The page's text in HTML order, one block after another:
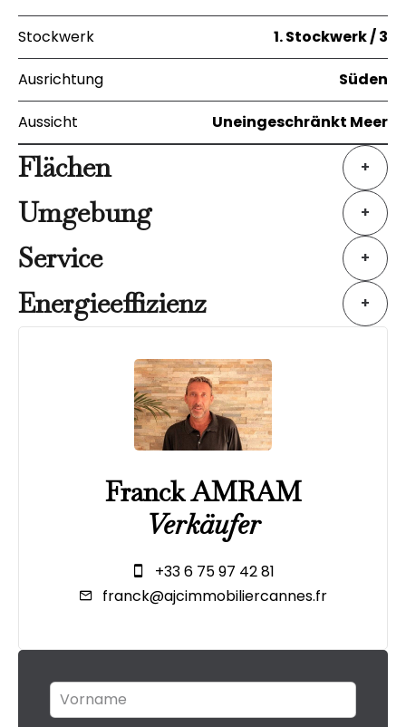
Stockwerk 1. Stockwerk / 3
Ausrichtung Süden
Aussicht Uneingeschränkt Meer
Flächen +
Umgebung +
Service +
Energieeffizienz +
Franck AMRAM
Verkäufer
+33 6 75 97 42 81
franck@ajcimmobiliercannes.fr